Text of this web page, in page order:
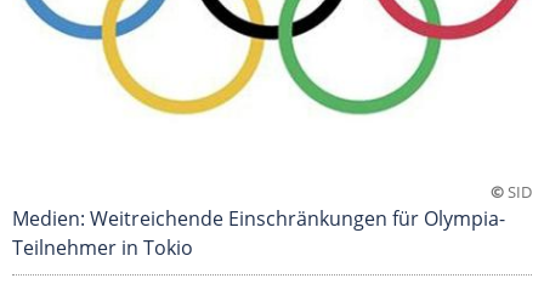
©SID
Medien: Weitreichende Einschränkungen für Olympia-
Teilnehmer in Tokio